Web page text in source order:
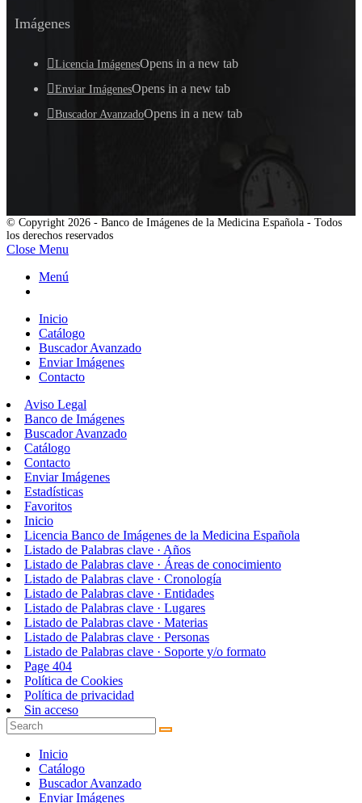
Imágenes
Licencia ImágenesOpens in a new tab
Enviar ImágenesOpens in a new tab
Buscador AvanzadoOpens in a new tab
© Copyright 2026 - Banco de Imágenes de la Medicina Española - Todos
los derechos reservados
Close Menu
Menú
Inicio
Catálogo
Buscador Avanzado
Enviar Imágenes
Contacto
Aviso Legal
Banco de Imágenes
Buscador Avanzado
Catálogo
Contacto
Enviar Imágenes
Estadísticas
Favoritos
Inicio
Licencia Banco de Imágenes de la Medicina Española
Listado de Palabras clave · Años
Listado de Palabras clave · Áreas de conocimiento
Listado de Palabras clave · Cronología
Listado de Palabras clave · Entidades
Listado de Palabras clave · Lugares
Listado de Palabras clave · Materias
Listado de Palabras clave · Personas
Listado de Palabras clave · Soporte y/o formato
Page 404
Política de Cookies
Política de privacidad
Sin acceso
Inicio
Catálogo
Buscador Avanzado
Enviar Imágenes